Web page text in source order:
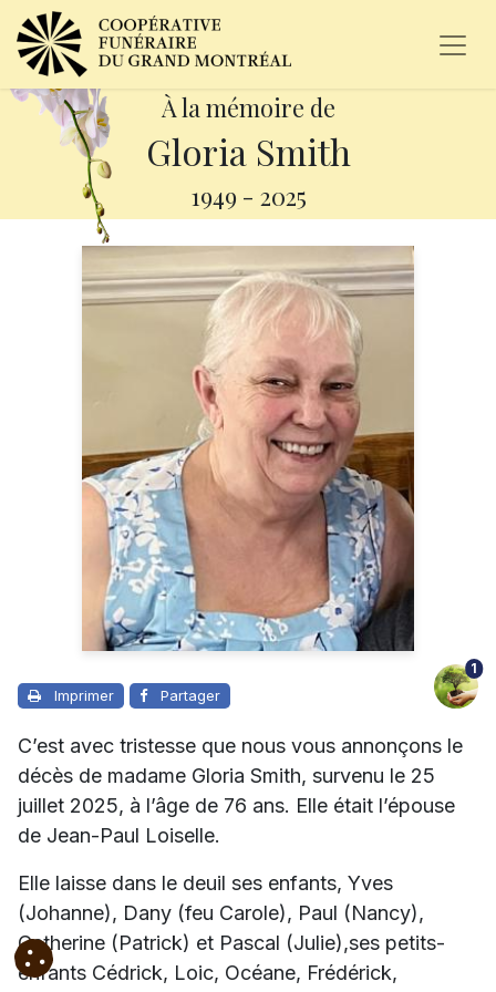
À la mémoire de
Gloria Smith
1949 - 2025
Imprimer Partager
1
C’est avec tristesse que nous vous annonçons le
décès de madame Gloria Smith, survenu le 25
juillet 2025, à l’âge de 76 ans. Elle était l’épouse
de Jean-Paul Loiselle.
Elle laisse dans le deuil ses enfants, Yves
(Johanne), Dany (feu Carole), Paul (Nancy),
Catherine (Patrick) et Pascal (Julie),ses petits-
enfants Cédrick, Loic, Océane, Frédérick,